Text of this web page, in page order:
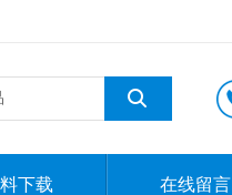
下载 在线留言